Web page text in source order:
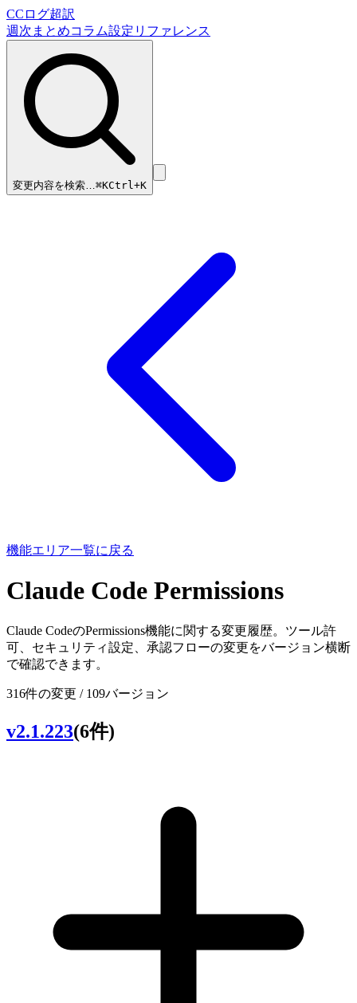
CCログ超訳
週次まとめコラム設定リファレンス
変更内容を検索…⌘KCtrl+K
機能エリア一覧に戻る
Claude Code Permissions
Claude CodeのPermissions機能に関する変更履歴。ツール許
可、セキュリティ設定、承認フローの変更をバージョン横断
で確認できます。
316件の変更 / 109バージョン
v2.1.223(6件)